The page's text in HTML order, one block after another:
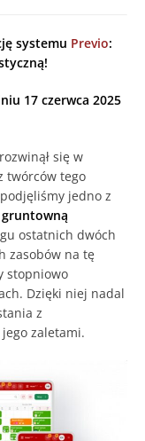
systemu Previo:
17 czerwca 2025
się w
twórców tego
jedno z
gruntowną
ostatnich dwóch
zasobów na tę
stopniowo
Dzięki niej nadal
z
zaletami.